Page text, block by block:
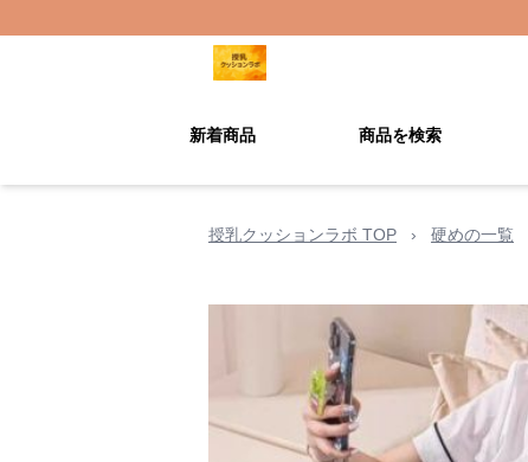
新着商品 商品を検索
授乳クッションラボ TOP › 硬めの一覧